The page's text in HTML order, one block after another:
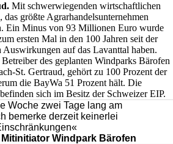
Mit schwerwiegenden wirtschaftlichen
größte Agrarhandelsunternehmen
Ein Minus von 93 Millionen Euro wurde
ersten Mal in den 100 Jahren seit der
auf das Lavanttal haben.
des geplanten Windparks Bärofen
St. Gertraud, gehört zu 100 Prozent der
die BayWa 51 Prozent hält. Die
sich im Besitz der Schweizer EIP.
Woche zwei Tage lang am
bemerke derzeit keinerlei
Mitinitiator Windpark Bärofen